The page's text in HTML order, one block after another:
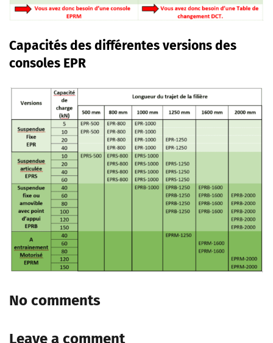
Capacités des différentes versions des
consoles EPR
No comments
Leave a comment